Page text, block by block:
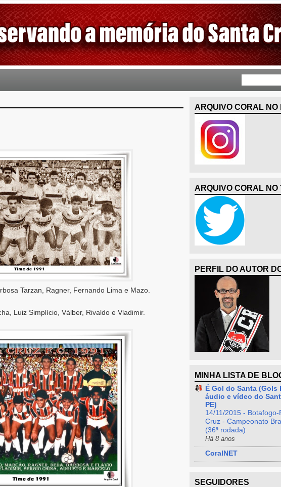
Tarzan, Ragner, Fernando Lima e Mazo.
Luiz Simplício, Válber, Rivaldo e Vladimir.
ARQUIVO CORAL NO
ARQUIVO CORAL NO
PERFIL DO AUTOR
MINHA LISTA DE
É Gol do Santa (Gols
áudio e vídeo do
PE)
14/11/2015 - Botafogo-
Cruz - Campeonato
(36ª rodada)
Há 8 anos
CoralNET
SEGUIDORES